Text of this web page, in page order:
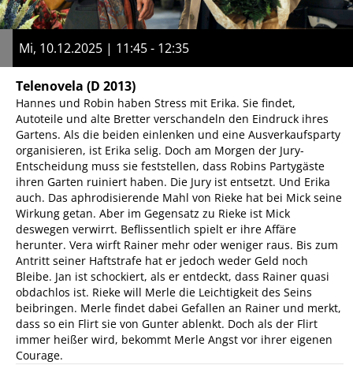
Mi, 10.12.2025 | 11:45 - 12:35
Telenovela (D 2013)
Hannes und Robin haben Stress mit Erika. Sie findet,
Autoteile und alte Bretter verschandeln den Eindruck ihres
Gartens. Als die beiden einlenken und eine Ausverkaufsparty
organisieren, ist Erika selig. Doch am Morgen der Jury-
Entscheidung muss sie feststellen, dass Robins Partygäste
ihren Garten ruiniert haben. Die Jury ist entsetzt. Und Erika
auch. Das aphrodisierende Mahl von Rieke hat bei Mick seine
Wirkung getan. Aber im Gegensatz zu Rieke ist Mick
deswegen verwirrt. Beflissentlich spielt er ihre Affäre
herunter. Vera wirft Rainer mehr oder weniger raus. Bis zum
Antritt seiner Haftstrafe hat er jedoch weder Geld noch
Bleibe. Jan ist schockiert, als er entdeckt, dass Rainer quasi
obdachlos ist. Rieke will Merle die Leichtigkeit des Seins
beibringen. Merle findet dabei Gefallen an Rainer und merkt,
dass so ein Flirt sie von Gunter ablenkt. Doch als der Flirt
immer heißer wird, bekommt Merle Angst vor ihrer eigenen
Courage.